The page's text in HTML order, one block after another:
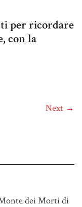
per ricordare
con la
Next →
dei Morti di